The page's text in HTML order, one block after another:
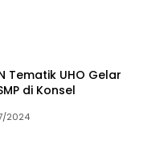
Tematik UHO Gelar
di Konsel
2024